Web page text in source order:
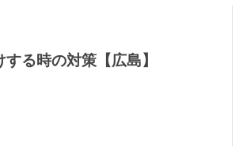
る時の対策【広島】